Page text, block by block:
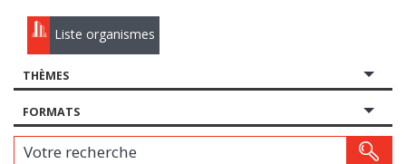
Liste organismes
THÈMES
FORMATS
Votre recherche